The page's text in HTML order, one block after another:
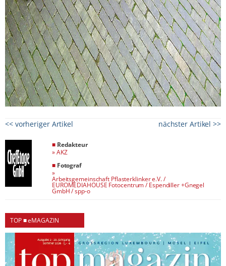
<< vorheriger Artikel nächster Artikel >>
■Redakteur
»AKZ
■Fotograf
»
Arbeitsgemeinschaft Pflasterklinker e.V. /
EUROMEDIAHOUSE Fotocentrum / Espendiller +Gnegel
GmbH / spp-o
TOP ■ eMAGAZIN